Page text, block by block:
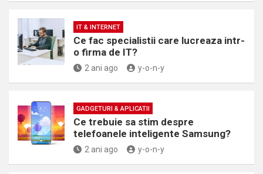
IT & INTERNET
Ce fac specialistii care lucreaza intr-
o firma de IT?
2 ani ago y-o-n-y
GADGETURI & APLICATII
Ce trebuie sa stim despre
telefoanele inteligente Samsung?
2 ani ago y-o-n-y